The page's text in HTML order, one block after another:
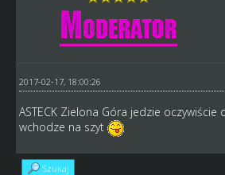
2017-02-17, 18:00:26
ASTECK Zielona Góra jedzie oczywiście
wchodze na szyt
Szukaj